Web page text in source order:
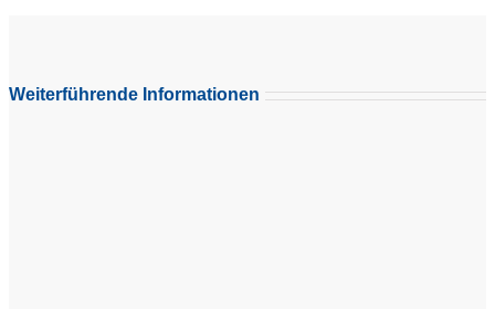
Weiterführende Informationen